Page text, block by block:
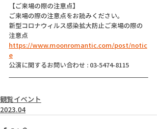
【ご来場の際の注意点】
ご来場の際の注意点をお読みください。
新型コロナウィルス感染拡大防止ご来場の際の
注意点
https://www.moonromantic.com/post/notic
e
公演に関するお問い合わせ : 03-5474-8115
観覧イベント
2023.04